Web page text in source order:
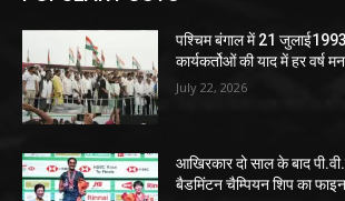
पश्चिम बंगाल में 21
कार्यकर्तोओं की याद में हर वर्ष
July 22, 2026
आखिरकार दो साल के बाद
बैडमिंटन चैम्पियन शिप का